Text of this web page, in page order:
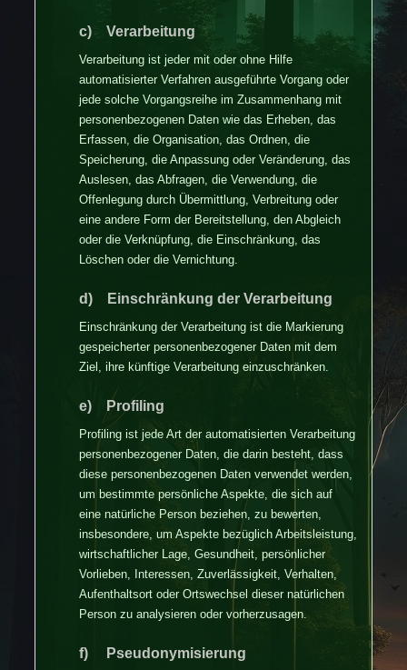
c) Verarbeitung
Verarbeitung ist jeder mit oder ohne Hilfe
automatisierter Verfahren ausgeführte Vorgang oder
jede solche Vorgangsreihe im Zusammenhang mit
personenbezogenen Daten wie das Erheben, das
Erfassen, die Organisation, das Ordnen, die
Speicherung, die Anpassung oder Veränderung, das
Auslesen, das Abfragen, die Verwendung, die
Offenlegung durch Übermittlung, Verbreitung oder
eine andere Form der Bereitstellung, den Abgleich
oder die Verknüpfung, die Einschränkung, das
Löschen oder die Vernichtung.
d) Einschränkung der Verarbeitung
Einschränkung der Verarbeitung ist die Markierung
gespeicherter personenbezogener Daten mit dem
Ziel, ihre künftige Verarbeitung einzuschränken.
e) Profiling
Profiling ist jede Art der automatisierten Verarbeitung
personenbezogener Daten, die darin besteht, dass
diese personenbezogenen Daten verwendet werden,
um bestimmte persönliche Aspekte, die sich auf
eine natürliche Person beziehen, zu bewerten,
insbesondere, um Aspekte bezüglich Arbeitsleistung,
wirtschaftlicher Lage, Gesundheit, persönlicher
Vorlieben, Interessen, Zuverlässigkeit, Verhalten,
Aufenthaltsort oder Ortswechsel dieser natürlichen
Person zu analysieren oder vorherzusagen.
f) Pseudonymisierung